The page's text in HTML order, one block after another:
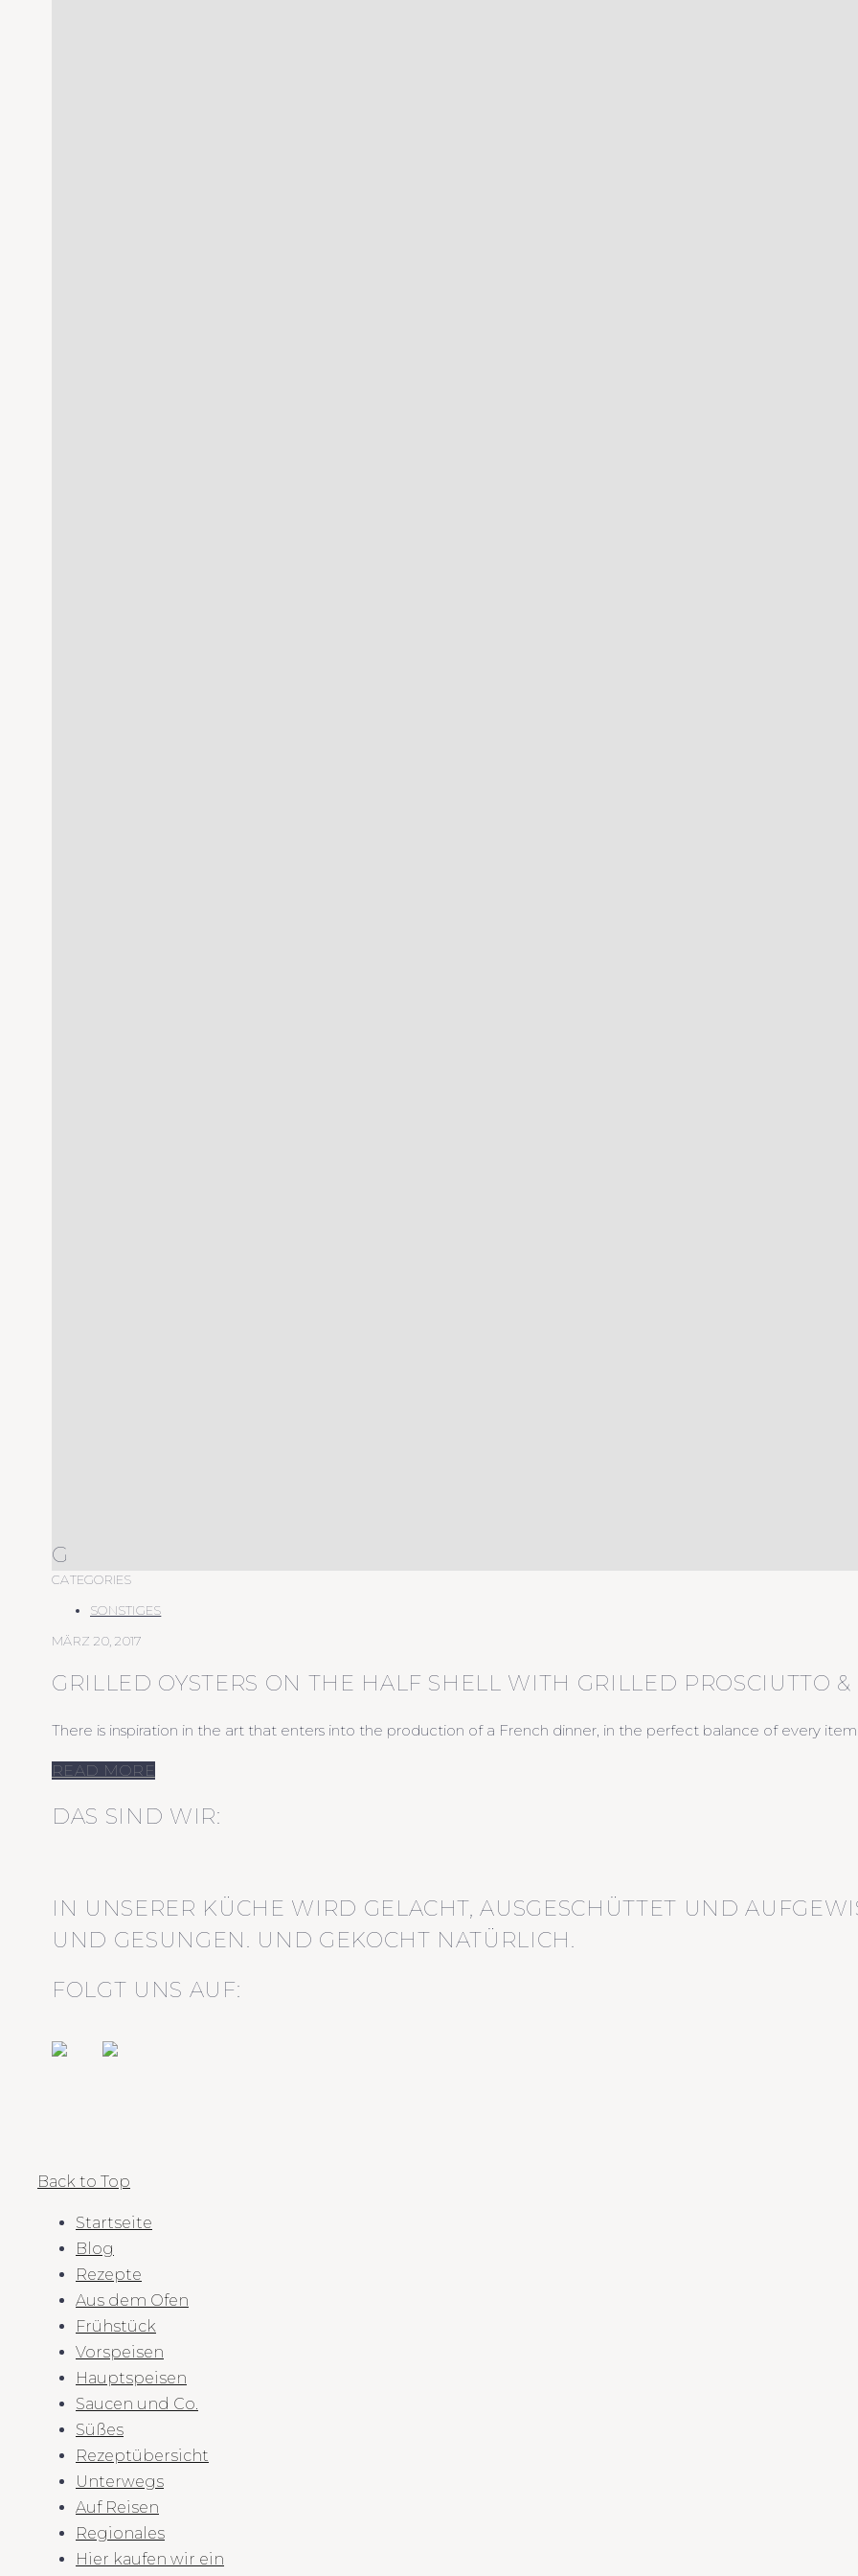
G
CATEGORIES
SONSTIGES
MÄRZ 20, 2017
GRILLED OYSTERS ON THE HALF SHELL WITH GRILLED PROSCIUTTO
There is inspiration in the art that enters into the production of a French dinner, in the perfect balance of every item
READ MORE
DAS SIND WIR:
IN UNSERER KÜCHE WIRD GELACHT, AUSGESCHÜTTET UND
UND GESUNGEN. UND GEKOCHT NATÜRLICH.
FOLGT UNS AUF:
Back to Top
Startseite
Blog
Rezepte
Aus dem Ofen
Frühstück
Vorspeisen
Hauptspeisen
Saucen und Co.
Süßes
Rezeptübersicht
Unterwegs
Auf Reisen
Regionales
Hier kaufen wir ein